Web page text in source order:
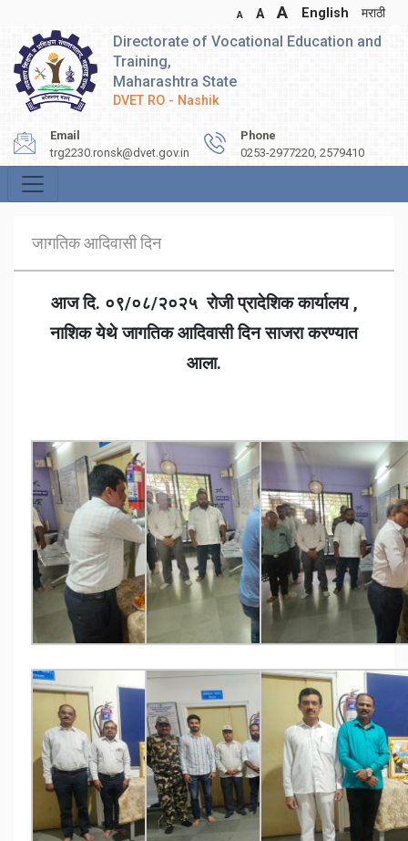
A A A English मराठी
Directorate of Vocational Education and
Training,
Maharashtra State
DVET RO - Nashik
Email
trg2230.ronsk@dvet.gov.in
Phone
0253-2977220, 2579410
जागतिक आदिवासी दिन
आज दि. ०९/०८/२०२५ रोजी प्रादेशिक कार्यालय ,
नाशिक येथे जागतिक आदिवासी दिन साजरा करण्यात
आला.